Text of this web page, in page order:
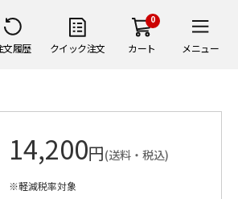
文履歴 クイック注文
0
カート メニュー
14,200円(送料・税込)
※軽減税率対象